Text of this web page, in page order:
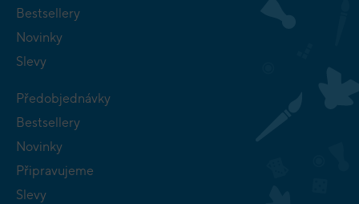
Bestsellery
Novinky
Slevy
Předobjednávky
Bestsellery
Novinky
Připravujeme
Slevy